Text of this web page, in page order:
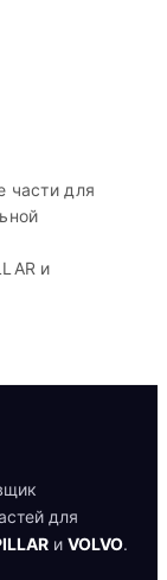
части для
и
для
и VOLVO.